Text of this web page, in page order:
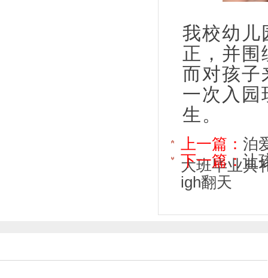
我校幼儿
正，并围
而对孩子
一次入园
生。
上一篇： 泊
大班毕业典
下一篇：让
igh翻天